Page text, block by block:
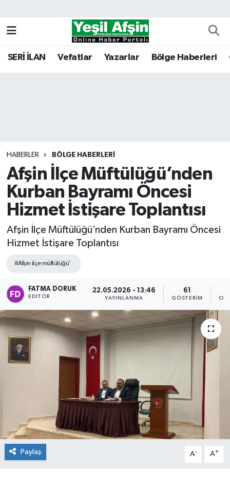
SERİ İLAN Vefatlar Yazarlar Bölge Haberleri
HABERLER BÖLGE HABERLERI
Afşin İlçe Müftülüğü’nden
Kurban Bayramı Öncesi
Hizmet İstişare Toplantısı
Afşin İlçe Müftülüğü’nden Kurban Bayramı Öncesi
Hizmet İstişare Toplantısı
#Afşin ilçe müftülüğü’
FATMA DORUK
EDITÖR
22.05.2026 - 13:46
YAYINLANMA
61
GÖSTERIM
Paylaş A- A+
Kahramanmaraş Nöbetçi Eczaneler
Tüm Manşetler
Son Dakika Haberleri
Haber Arşivi